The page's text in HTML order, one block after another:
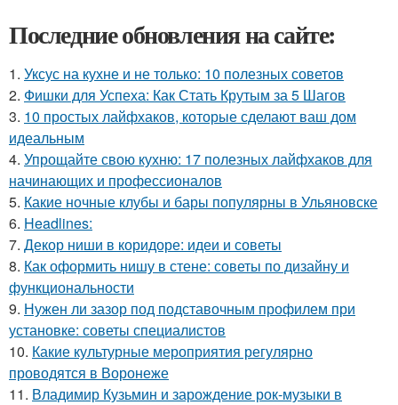
Последние обновления на сайте:
1. Уксус на кухне и не только: 10 полезных советов
2. Фишки для Успеха: Как Стать Крутым за 5 Шагов
3. 10 простых лайфхаков, которые сделают ваш дом
идеальным
4. Упрощайте свою кухню: 17 полезных лайфхаков для
начинающих и профессионалов
5. Какие ночные клубы и бары популярны в Ульяновске
6. Headlines:
7. Декор ниши в коридоре: идеи и советы
8. Как оформить нишу в стене: советы по дизайну и
функциональности
9. Нужен ли зазор под подставочным профилем при
установке: советы специалистов
10. Какие культурные мероприятия регулярно
проводятся в Воронеже
11. Владимир Кузьмин и зарождение рок-музыки в